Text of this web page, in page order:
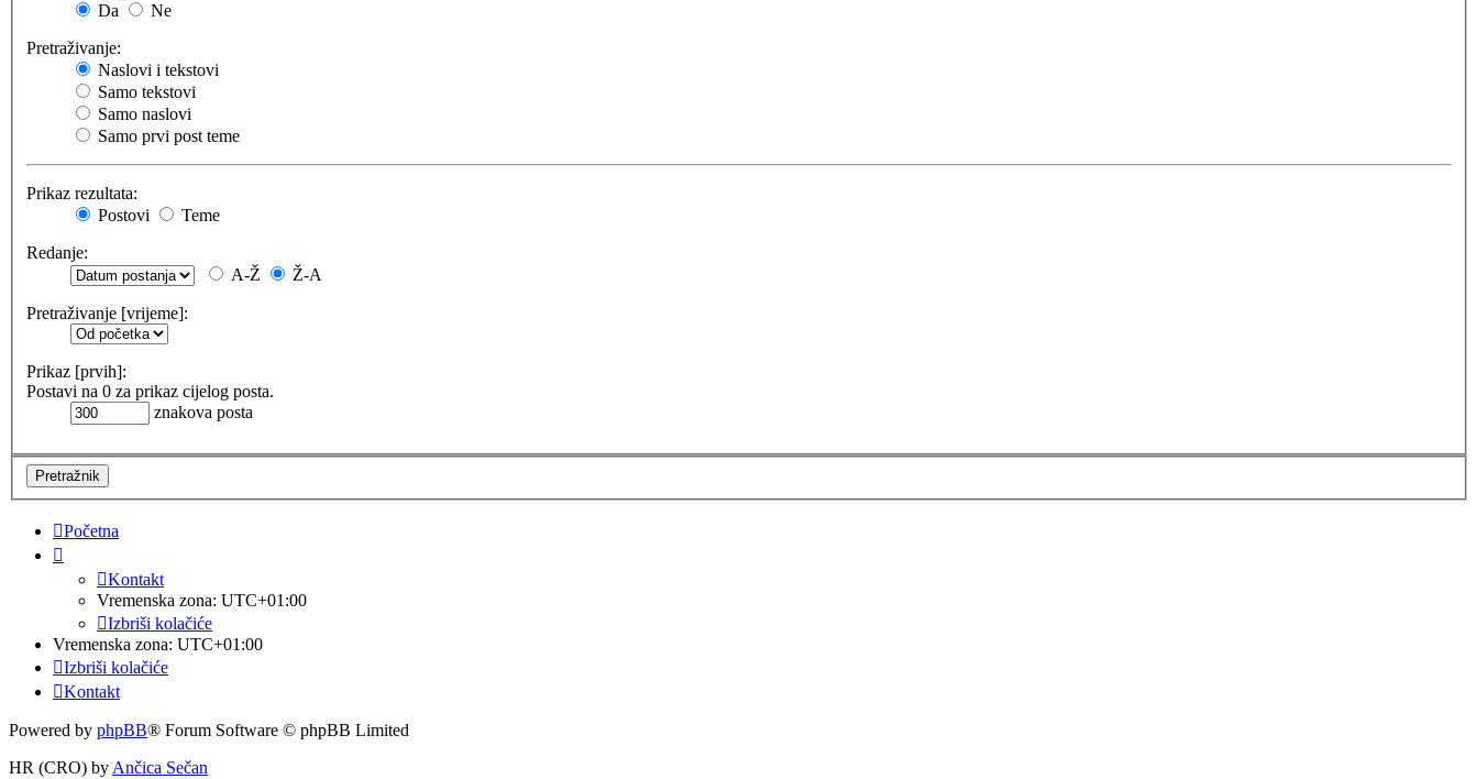
Da
Ne
Pretraživanje:
Naslovi i tekstovi
Samo tekstovi
Samo naslovi
Samo prvi post teme
Prikaz rezultata:
Postovi
Teme
Redanje:
A-Ž
Ž-A
Pretraživanje [vrijeme]:
Prikaz [prvih]:
Postavi na 0 za prikaz cijelog posta.
znakova posta
Početna
Kontakt
Vremenska zona: UTC+01:00
Izbriši kolačiće
Vremenska zona: UTC+01:00
Izbriši kolačiće
Kontakt
Powered by phpBB® Forum Software © phpBB Limited
HR (CRO) by Ančica Sečan